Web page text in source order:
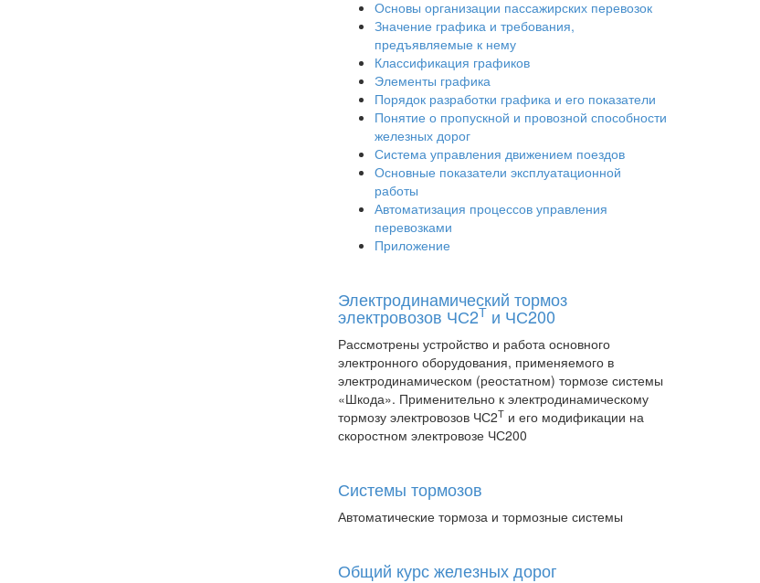
Основы организации пассажирских перевозок
Значение графика и требования,
предъявляемые к нему
Классификация графиков
Элементы графика
Порядок разработки графика и его показатели
Понятие о пропускной и провозной способности
железных дорог
Система управления движением поездов
Основные показатели эксплуатационной
работы
Автоматизация процессов управления
перевозками
Приложение
Электродинамический тормоз
электровозов ЧС2Т и ЧС200
Рассмотрены устройство и работа основного
электронного оборудования, применяемого в
электродинамическом (реостатном) тормозе системы
«Шкода». Применительно к электродинамическому
тормозу электровозов ЧС2Т и его модификации на
скоростном электровозе ЧС200
Системы тормозов
Автоматические тормоза и тормозные системы
Общий курс железных дорог